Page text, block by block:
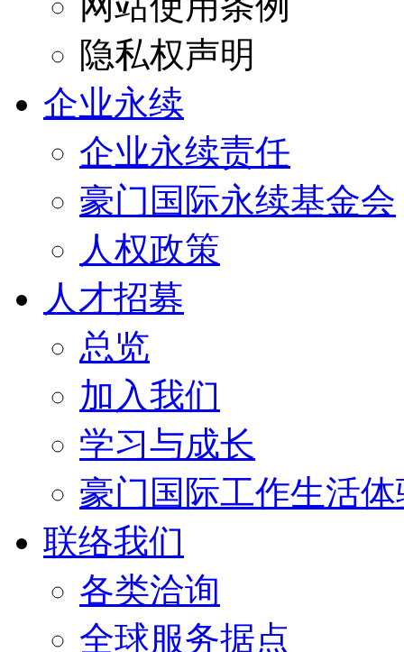
隐私权声明
企业永续
企业永续责任
豪门国际永续基金会
人权政策
人才招募
总览
加入我们
学习与成长
豪门国际工作生活体
联络我们
各类洽询
全球服务据点